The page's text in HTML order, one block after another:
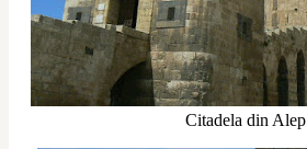
Citadela din Alep